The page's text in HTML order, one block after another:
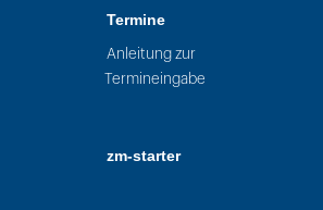
Termine
Anleitung zur
Termineingabe
zm-starter